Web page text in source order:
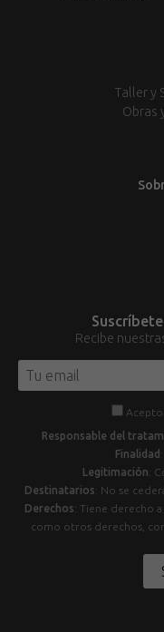
Taller y
Obras
Recibe
Acepto
Responsable del
Finalidad
Legitimación:
Destinatarios: No se
Derechos: Tiene derecho
como otros derechos,